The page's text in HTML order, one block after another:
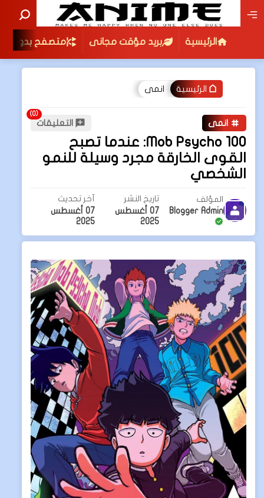
الرئيسية بريد مؤقت مجانى متصفح بدون
الرئيسية انمى
انمى التعليقات
Mob Psycho 100: عندما تصبح
القوى الخارقة مجرد وسيلة للنمو
الشخصي
المؤلف
Blogger Admin
تاريخ النشر
07 أغسطس
2025
آخر تحديث
07 أغسطس
2025